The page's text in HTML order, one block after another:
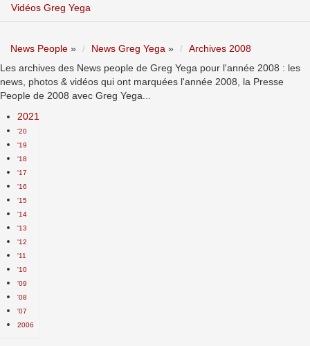
Vidéos Greg Yega
News People » News Greg Yega »
Archives 2008
Les archives des News people de Greg Yega pour l'année 2008 : les
news, photos & vidéos qui ont marquées l'année 2008, la Presse
People de 2008 avec Greg Yega...
2021
'20
'19
'18
'17
'16
'15
'14
'13
'12
'11
'10
'09
'08
'07
2006